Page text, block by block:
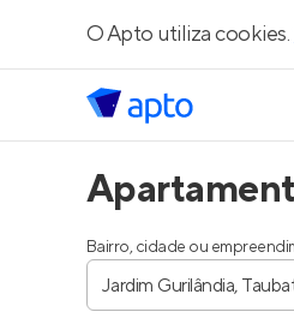
O Apto utiliza cookies.
Bairro, cidade ou